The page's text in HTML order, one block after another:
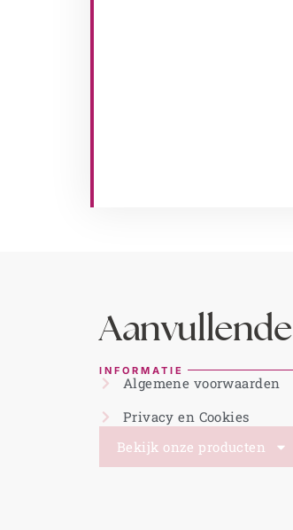
Aanvullende
INFORMATIE
Algemene voorwaarden
Privacy en Cookies
Bekijk onze producten